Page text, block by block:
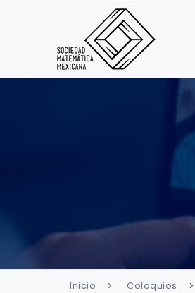
Inicio Coloquios